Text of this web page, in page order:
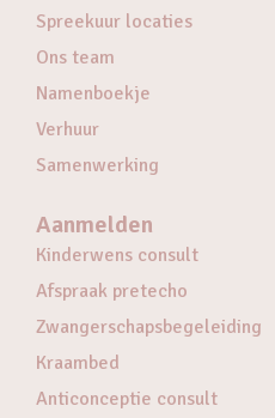
Spreekuur locaties
Ons team
Namenboekje
Verhuur
Samenwerking
Aanmelden
Kinderwens consult
Afspraak pretecho
Zwangerschapsbegeleiding
Kraambed
Anticonceptie consult